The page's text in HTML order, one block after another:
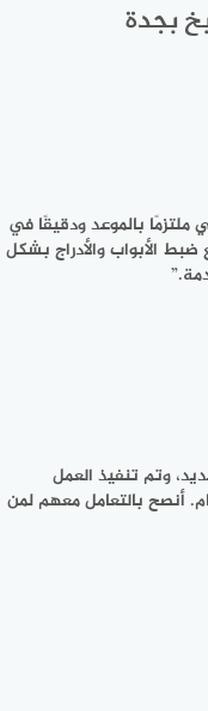
بجدة
بالموعد ودقيقًا في
الأبواب والأدراج بشكل
وتم تنفيذ العمل
أنصح بالتعامل معهم لمن